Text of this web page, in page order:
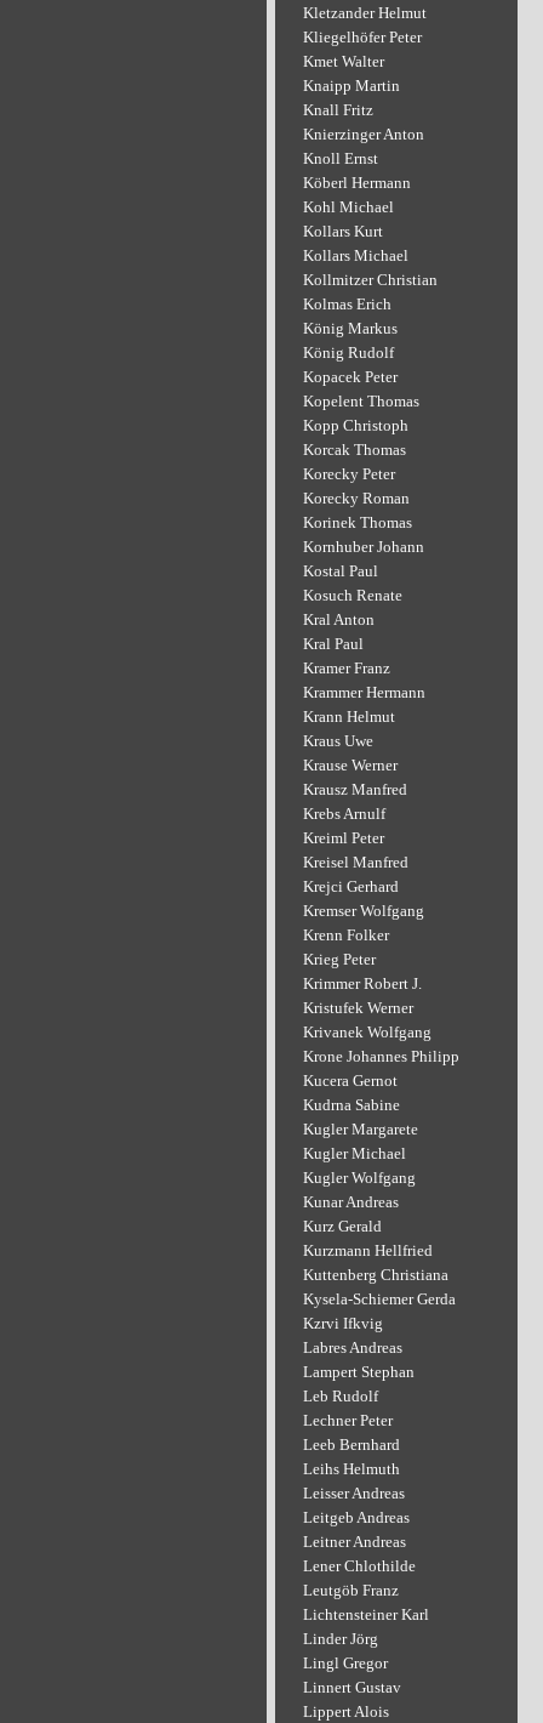
Kletzander Helmut
Kliegelhöfer Peter
Kmet Walter
Knaipp Martin
Knall Fritz
Knierzinger Anton
Knoll Ernst
Köberl Hermann
Kohl Michael
Kollars Kurt
Kollars Michael
Kollmitzer Christian
Kolmas Erich
König Markus
König Rudolf
Kopacek Peter
Kopelent Thomas
Kopp Christoph
Korcak Thomas
Korecky Peter
Korecky Roman
Korinek Thomas
Kornhuber Johann
Kostal Paul
Kosuch Renate
Kral Anton
Kral Paul
Kramer Franz
Krammer Hermann
Krann Helmut
Kraus Uwe
Krause Werner
Krausz Manfred
Krebs Arnulf
Kreiml Peter
Kreisel Manfred
Krejci Gerhard
Kremser Wolfgang
Krenn Folker
Krieg Peter
Krimmer Robert J.
Kristufek Werner
Krivanek Wolfgang
Krone Johannes Philipp
Kucera Gernot
Kudrna Sabine
Kugler Margarete
Kugler Michael
Kugler Wolfgang
Kunar Andreas
Kurz Gerald
Kurzmann Hellfried
Kuttenberg Christiana
Kysela-Schiemer Gerda
Kzrvi Ifkvig
Labres Andreas
Lampert Stephan
Leb Rudolf
Lechner Peter
Leeb Bernhard
Leihs Helmuth
Leisser Andreas
Leitgeb Andreas
Leitner Andreas
Lener Chlothilde
Leutgöb Franz
Lichtensteiner Karl
Linder Jörg
Lingl Gregor
Linnert Gustav
Lippert Alois